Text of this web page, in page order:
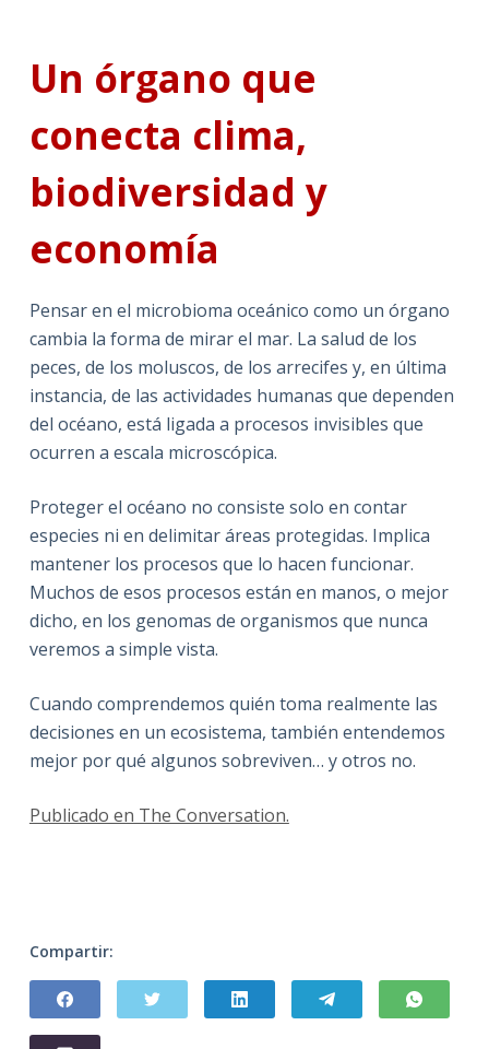
Un órgano que
conecta clima,
biodiversidad y
economía
Pensar en el microbioma oceánico como un órgano
cambia la forma de mirar el mar. La salud de los
peces, de los moluscos, de los arrecifes y, en última
instancia, de las actividades humanas que dependen
del océano, está ligada a procesos invisibles que
ocurren a escala microscópica.
Proteger el océano no consiste solo en contar
especies ni en delimitar áreas protegidas. Implica
mantener los procesos que lo hacen funcionar.
Muchos de esos procesos están en manos, o mejor
dicho, en los genomas de organismos que nunca
veremos a simple vista.
Cuando comprendemos quién toma realmente las
decisiones en un ecosistema, también entendemos
mejor por qué algunos sobreviven… y otros no.
Publicado en The Conversation.
Compartir: